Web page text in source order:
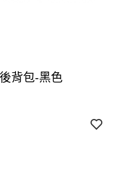
背包-黑色